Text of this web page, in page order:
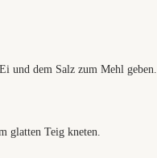
und dem Salz zum Mehl geben.
glatten Teig kneten.